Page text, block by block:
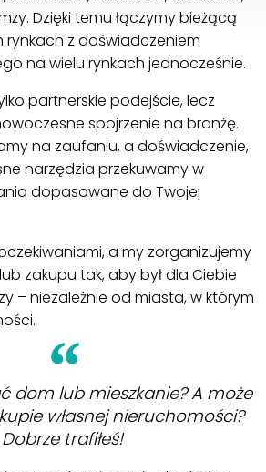
Dzięki temu łączymy bieżącą
rynkach z doświadczeniem
na wielu rynkach jednocześnie.
partnerskie podejście, lecz
spojrzenie na branżę.
na zaufaniu, a doświadczenie,
narzędzia przekuwamy w
dopasowane do Twojej
a my zorganizujemy
zakupu tak, aby był dla Ciebie
– niezależnie od miasta, w którym
dom lub mieszkanie? A może
własnej nieruchomości?
Dobrze trafiłeś!